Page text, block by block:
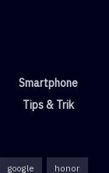
Smartphone
Tips & Trik
google honor